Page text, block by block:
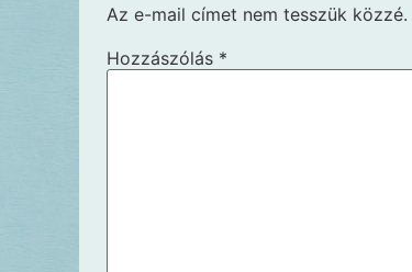
Az e-mail címet nem tesszük közzé.
Hozzászólás *